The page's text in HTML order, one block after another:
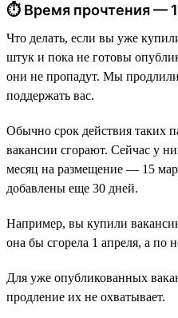
⏱ Время прочтения —
Что делать, если вы уже
штук и пока не готовы
они не пропадут. Мы
поддержать вас.
Обычно срок действия таких
вакансии сгорают. Сейчас у
месяц на размещение — 15
добавлены еще 30 дней.
Например, вы купили
она бы сгорела 1 апреля, а
Для уже опубликованных
продление их не охватывает.